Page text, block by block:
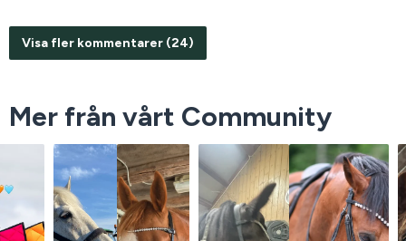
Visa fler kommentarer (24)
Mer från vårt Community